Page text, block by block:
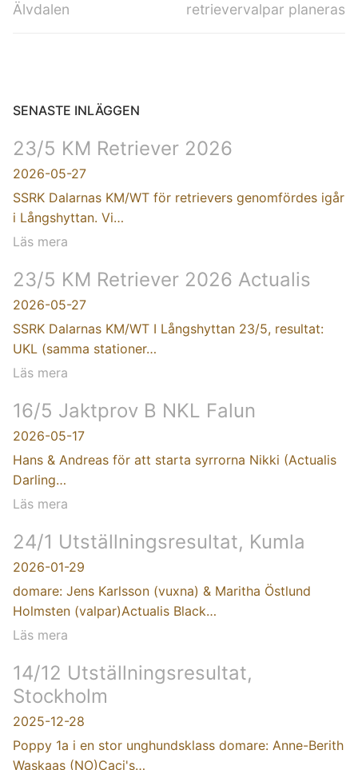
Älvdalen
retrievervalpar planeras
SENASTE INLÄGGEN
23/5 KM Retriever 2026
2026-05-27
SSRK Dalarnas KM/WT för retrievers genomfördes igår
i Långshyttan. Vi…
Läs mera
23/5 KM Retriever 2026 Actualis
2026-05-27
SSRK Dalarnas KM/WT I Långshyttan 23/5, resultat:
UKL (samma stationer…
Läs mera
16/5 Jaktprov B NKL Falun
2026-05-17
Hans & Andreas för att starta syrrorna Nikki (Actualis
Darling…
Läs mera
24/1 Utställningsresultat, Kumla
2026-01-29
domare: Jens Karlsson (vuxna) & Maritha Östlund
Holmsten (valpar)Actualis Black…
Läs mera
14/12 Utställningsresultat,
Stockholm
2025-12-28
Poppy 1a i en stor unghundsklass domare: Anne-Berith
Waskaas (NO)Caci's…